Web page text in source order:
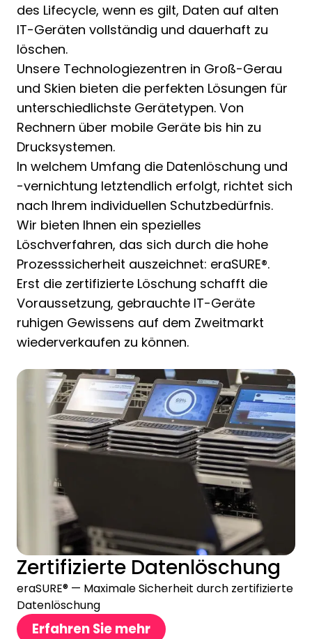
des Lifecycle, wenn es gilt, Daten auf alten
IT-Geräten vollständig und dauerhaft zu
löschen.
Unsere Technologiezentren in Groß-Gerau
und Skien bieten die perfekten Lösungen für
unterschiedlichste Gerätetypen. Von
Rechnern über mobile Geräte bis hin zu
Drucksystemen.
In welchem Umfang die Datenlöschung und
-vernichtung letztendlich erfolgt, richtet sich
nach Ihrem individuellen Schutzbedürfnis.
Wir bieten Ihnen ein spezielles
Löschverfahren, das sich durch die hohe
Prozesssicherheit auszeichnet: eraSURE®.
Erst die zertifizierte Löschung schafft die
Voraussetzung, gebrauchte IT-Geräte
ruhigen Gewissens auf dem Zweitmarkt
wiederverkaufen zu können.
Zertifizierte Datenlöschung
eraSURE® — Maximale Sicherheit durch zertifizierte
Datenlöschung
Erfahren Sie mehr